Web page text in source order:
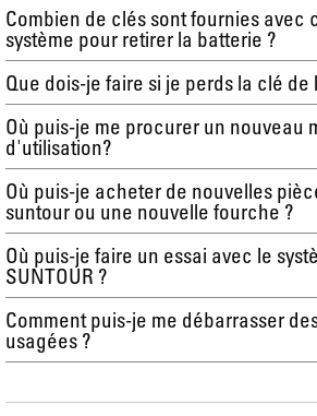
Combien de clés sont fournies avec
système pour retirer la batterie ?
Que dois-je faire si je perds la clé de
Où puis-je me procurer un nouveau
d'utilisation?
Où puis-je acheter de nouvelles
suntour ou une nouvelle fourche ?
Où puis-je faire un essai avec le
SUNTOUR ?
Comment puis-je me débarrasser
usagées ?